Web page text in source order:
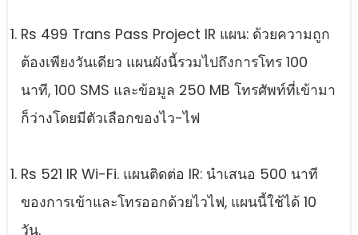
Rs 499 Trans Pass Project IR แผน: ด้วยความถูก
ต้องเพียงวันเดียว แผนผังนี้รวมไปถึงการโทร 100
นาที, 100 SMS และข้อมูล 250 MB โทรศัพท์ที่เข้ามา
ก็ว่างโดยมีตัวเลือกของไว-ไฟ
Rs 521 IR Wi-Fi. แผนติดต่อ IR: นําเสนอ 500 นาที
ของการเข้าและโทรออกด้วยไวไฟ, แผนนี้ใช้ได้ 10
วัน.